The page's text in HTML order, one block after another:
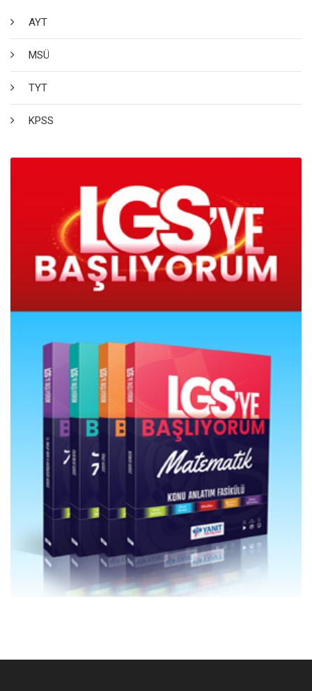
AYT
MSÜ
TYT
KPSS